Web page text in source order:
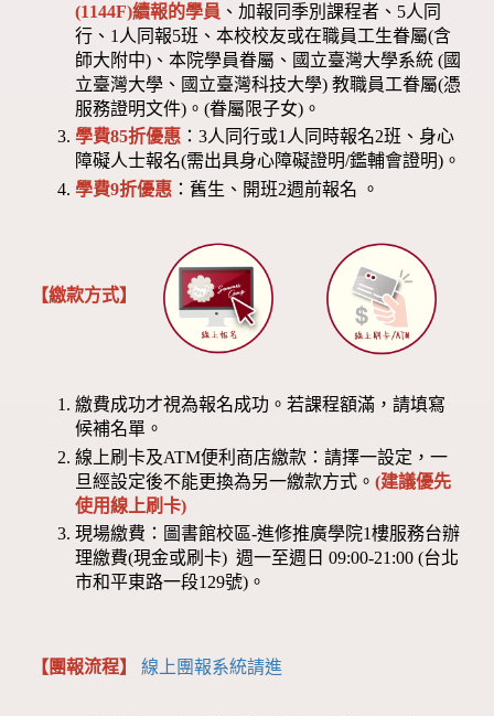
(1144F)續報的學員 、加報同季別課程者、5人同
行、1人同報5班、本校校友或在職員工生眷屬(含
師大附中)、本院學員眷屬、國立臺灣大學系統 (國
立臺灣大學、國立臺灣科技大學) 教職員工眷屬(憑
服務證明文件)。(眷屬限子女)。
學費85折優惠 ：3人同行或1人同時報名2班、身心
障礙人士報名(需出具身心障礙證明/鑑輔會證明)。
學費9折優惠 ：舊生、開班2週前報名 。
【繳款方式】
繳費成功才視為報名成功。若課程額滿，請填寫
候補名單。
線上刷卡及ATM便利商店繳款：請擇一設定，一
旦經設定後不能更換為另一繳款方式。(建議優先
使用線上刷卡)
現場繳費：圖書館校區-進修推廣學院1樓服務台辦
理繳費(現金或刷卡) 週一至週日 09:00-21:00 (台北
市和平東路一段129號)。
【團報流程】線上團報系統請進